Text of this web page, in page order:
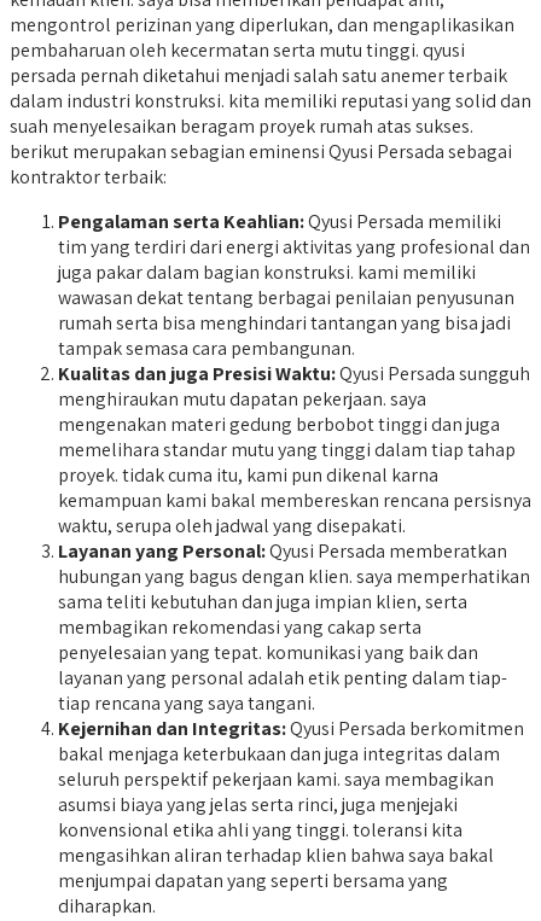
mengontrol perizinan yang diperlukan, dan mengaplikasikan
pembaharuan oleh kecermatan serta mutu tinggi. qyusi
persada pernah diketahui menjadi salah satu anemer terbaik
dalam industri konstruksi. kita memiliki reputasi yang solid dan
suah menyelesaikan beragam proyek rumah atas sukses.
berikut merupakan sebagian eminensi Qyusi Persada sebagai
kontraktor terbaik:
Pengalaman serta Keahlian:Qyusi Persada memiliki
tim yang terdiri dari energi aktivitas yang profesional dan
juga pakar dalam bagian konstruksi. kami memiliki
wawasan dekat tentang berbagai penilaian penyusunan
rumah serta bisa menghindari tantangan yang bisa jadi
tampak semasa cara pembangunan.
Kualitas dan juga Presisi Waktu:Qyusi Persada sungguh
menghiraukan mutu dapatan pekerjaan. saya
mengenakan materi gedung berbobot tinggi dan juga
memelihara standar mutu yang tinggi dalam tiap tahap
proyek. tidak cuma itu, kami pun dikenal karna
kemampuan kami bakal membereskan rencana persisnya
waktu, serupa oleh jadwal yang disepakati.
Layanan yang Personal:Qyusi Persada memberatkan
hubungan yang bagus dengan klien. saya memperhatikan
sama teliti kebutuhan dan juga impian klien, serta
membagikan rekomendasi yang cakap serta
penyelesaian yang tepat. komunikasi yang baik dan
layanan yang personal adalah etik penting dalam tiap-
tiap rencana yang saya tangani.
Kejernihan dan Integritas:Qyusi Persada berkomitmen
bakal menjaga keterbukaan dan juga integritas dalam
seluruh perspektif pekerjaan kami. saya membagikan
asumsi biaya yang jelas serta rinci, juga menjejaki
konvensional etika ahli yang tinggi. toleransi kita
mengasihkan aliran terhadap klien bahwa saya bakal
menjumpai dapatan yang seperti bersama yang
diharapkan.